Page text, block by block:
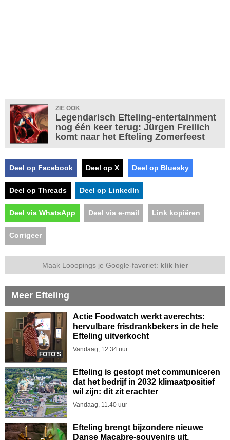
ZIE OOK
Legendarisch Efteling-entertainment
nog één keer terug: Jürgen Freilich
komt naar het Efteling Zomerfeest
Deel op Facebook Deel op X Deel op Bluesky
Deel op Threads Deel op LinkedIn
Deel via WhatsApp Deel via e-mail Link kopiëren
Corrigeer
Maak Looopings je Google-favoriet: klik hier
Meer Efteling
FOTO'S
Actie Foodwatch werkt averechts:
hervulbare frisdrankbekers in de hele
Efteling uitverkocht
Vandaag, 12.34 uur
Efteling is gestopt met communiceren
dat het bedrijf in 2032 klimaatpositief
wil zijn: dit zit erachter
Vandaag, 11.40 uur
Efteling brengt bijzondere nieuwe
Danse Macabre-souvenirs uit,